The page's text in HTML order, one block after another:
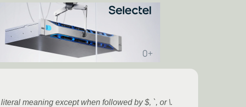
meaning except when followed by $, `, or \.